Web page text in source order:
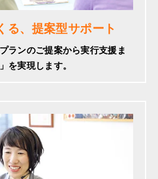
る、提案型サポート
ランのご提案から実行支援ま
を実現します。